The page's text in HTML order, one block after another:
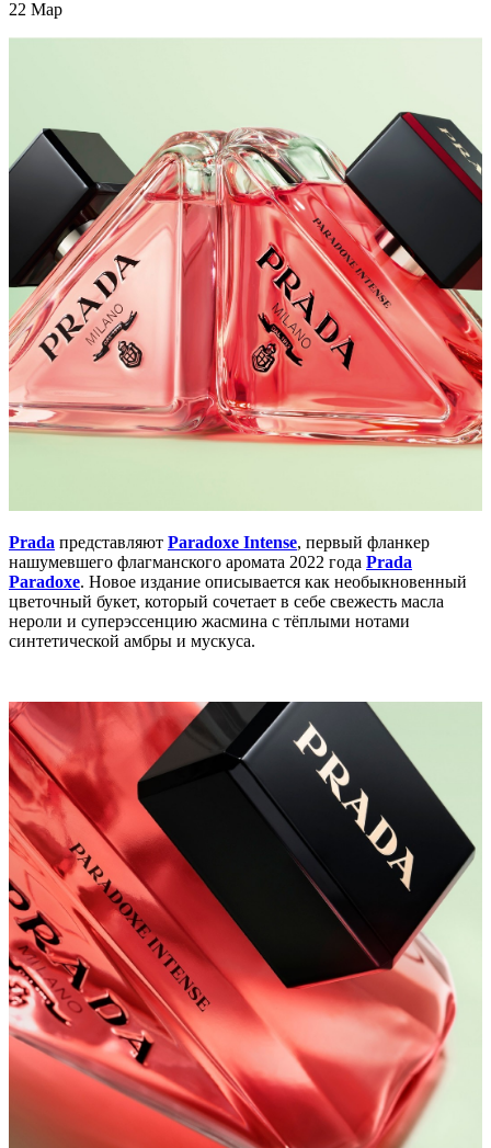
22 Мар
Prada представляют Paradoxe Intense, первый фланкер
нашумевшего флагманского аромата 2022 года Prada
Paradoxe. Новое издание описывается как необыкновенный
цветочный букет, который сочетает в себе свежесть масла
нероли и суперэссенцию жасмина с тёплыми нотами
синтетической амбры и мускуса.